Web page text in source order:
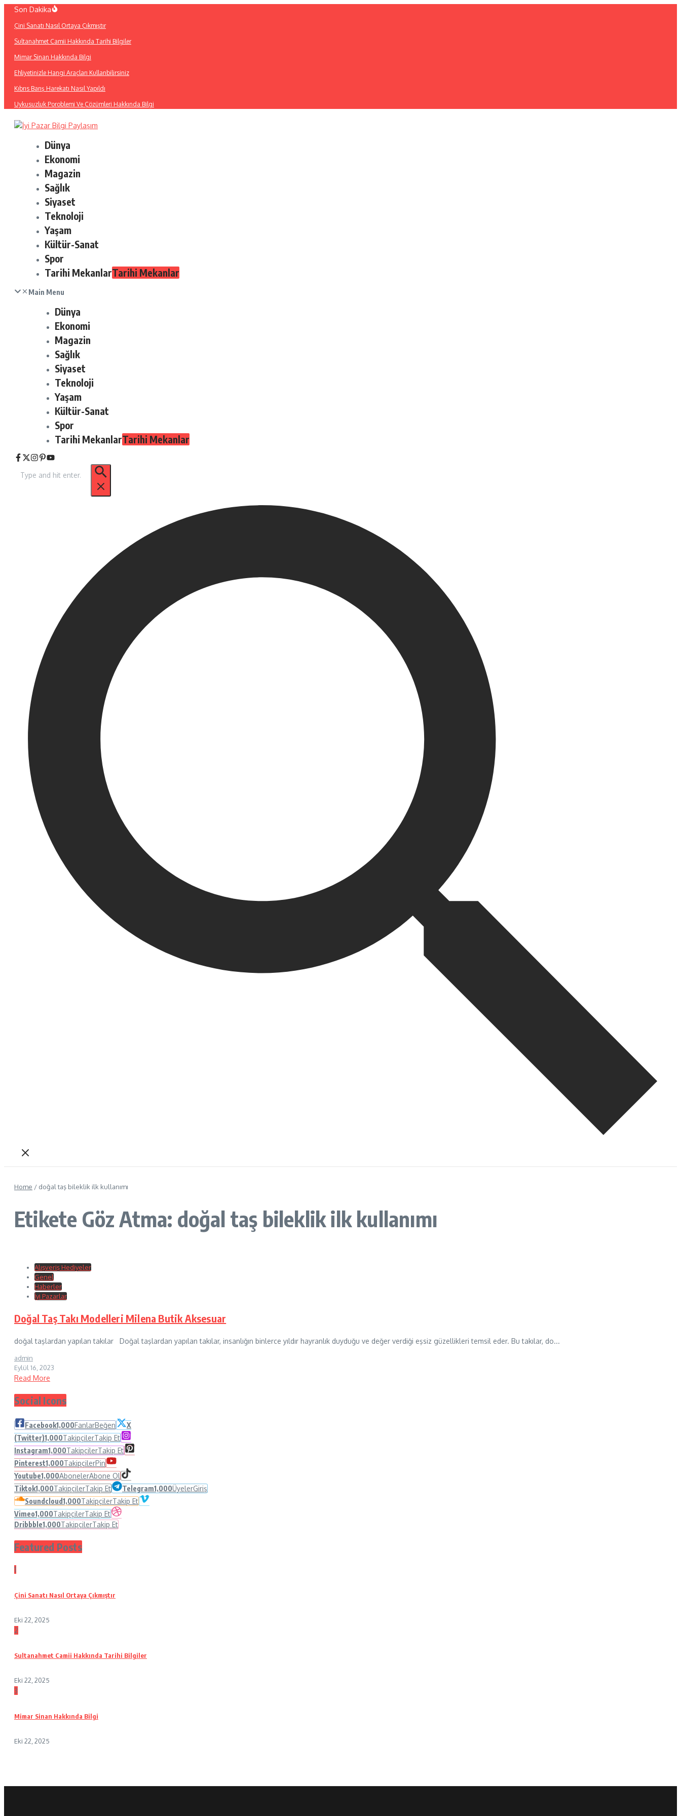
İçeriğe
Son Dakika
Çini Sanatı Nasıl Ortaya Çıkmıştır
Sultanahmet Camii Hakkında Tarihi Bilgiler
Mimar Sinan Hakkında Bilgi
Ehliyetinizle Hangi Araçları Kullanbilirsiniz
Kıbrıs Barış Harekatı Nasıl Yapıldı
Uykusuzluk Poroblemi Ve Çözümleri Hakkında Bilgi
Dünya
Ekonomi
Magazin
Sağlık
Siyaset
Teknoloji
Yaşam
Kültür-Sanat
Spor
Tarihi MekanlarTarihi Mekanlar
Main Menu
Dünya
Ekonomi
Magazin
Sağlık
Siyaset
Teknoloji
Yaşam
Kültür-Sanat
Spor
Tarihi MekanlarTarihi Mekanlar
Home / doğal taş bileklik ilk kullanımı
Etikete Göz Atma: doğal taş bileklik ilk kullanımı
Alışveriş Hediyeler
Genel
Haberler
İyi Pazarlar
Doğal Taş Takı Modelleri Milena Butik Aksesuar
doğal taşlardan yapılan takılar Doğal taşlardan yapılan takılar, insanlığın binlerce yıldır hayranlık duyduğu ve değer verdiği eşsiz güzellikleri temsil eder. Bu takılar, do...
admin
Eylül 16, 2023
Read More
Social Icons
Facebook1,000FanlarBeğen
X
(Twitter)1,000TakipçilerTakip Et
Instagram1,000TakipçilerTakip Et
Pinterest1,000TakipçilerPin
Youtube1,000AbonelerAbone Ol
Tiktok1,000TakipçilerTakip Et Telegram1,000ÜyelerGiriş
Soundcloud1,000TakipçilerTakip Et
Vimeo1,000TakipçilerTakip Et
Dribbble1,000TakipçilerTakip Et
Featured Posts
1
Çini Sanatı Nasıl Ortaya Çıkmıştır
Eki 22, 2025
2
Sultanahmet Camii Hakkında Tarihi Bilgiler
Eki 22, 2025
3
Mimar Sinan Hakkında Bilgi
Eki 22, 2025